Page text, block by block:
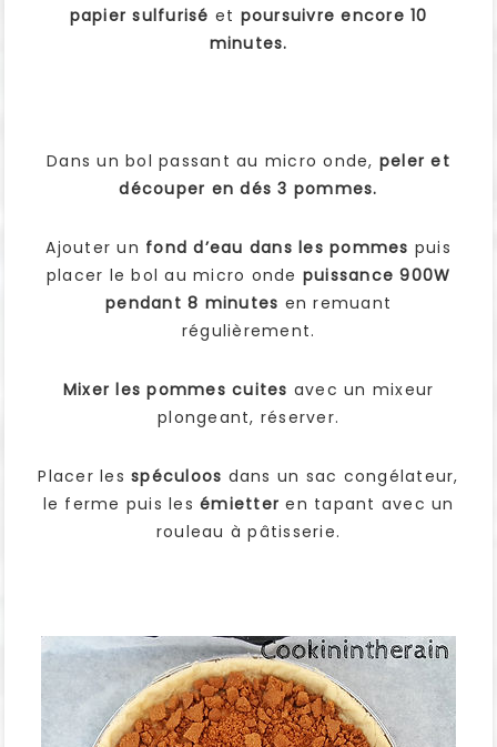
papier sulfurisé et poursuivre encore 10
minutes.
Dans un bol passant au micro onde, peler et
découper en dés 3 pommes.
Ajouter un fond d’eau dans les pommes puis
placer le bol au micro onde puissance 900W
pendant 8 minutes en remuant
régulièrement.
Mixer les pommes cuites avec un mixeur
plongeant, réserver.
Placer lesspéculoos dans un sac congélateur,
le ferme puis les émietter en tapant avec un
rouleau à pâtisserie.